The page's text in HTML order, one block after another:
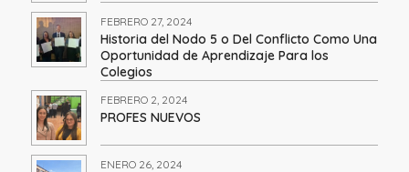
FEBRERO 27, 2024
Historia del Nodo 5 o Del Conflicto Como Una
Oportunidad de Aprendizaje Para los
Colegios
FEBRERO 2, 2024
PROFES NUEVOS
ENERO 26, 2024